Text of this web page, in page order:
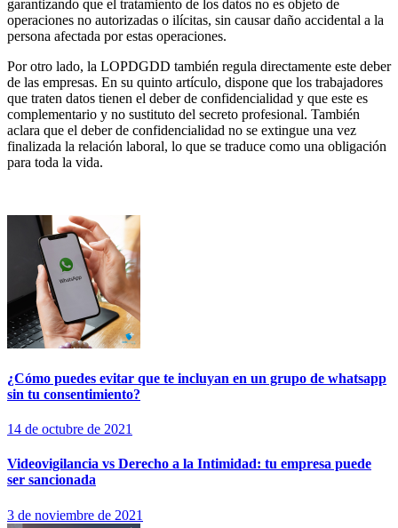
garantizando que el tratamiento de los datos no es objeto de
operaciones no autorizadas o ilícitas, sin causar daño accidental a la
persona afectada por estas operaciones.
Por otro lado, la LOPDGDD también regula directamente este deber
de las empresas. En su quinto artículo, dispone que los trabajadores
que traten datos tienen el deber de confidencialidad y que este es
complementario y no sustituto del secreto profesional. También
aclara que el deber de confidencialidad no se extingue una vez
finalizada la relación laboral, lo que se traduce como una obligación
para toda la vida.
¿Cómo puedes evitar que te incluyan en un grupo de whatsapp
sin tu consentimiento?
14 de octubre de 2021
Videovigilancia vs Derecho a la Intimidad: tu empresa puede
ser sancionada
3 de noviembre de 2021